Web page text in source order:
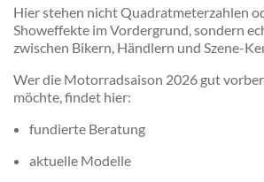
Hier stehen nicht Quadratmeterzahlen
Showeffekte im Vordergrund, sondern
zwischen Bikern, Händlern und Szene-
Wer die Motorradsaison 2026 gut
möchte, findet hier:
fundierte Beratung
aktuelle Modelle